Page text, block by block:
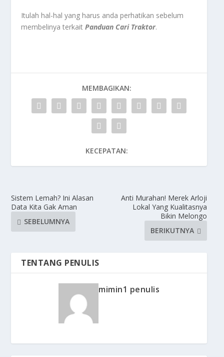
Itulah hal-hal yang harus anda perhatikan sebelum
membelinya terkaitPanduan Cari Traktor.
MEMBAGIKAN:
KECEPATAN:
Sistem Lemah? Ini Alasan
Data Kita Gak Aman
SEBELUMNYA
Anti Murahan! Merek Arloji
Lokal Yang Kualitasnya
Bikin Melongo
BERIKUTNYA
TENTANG PENULIS
mimin1 penulis